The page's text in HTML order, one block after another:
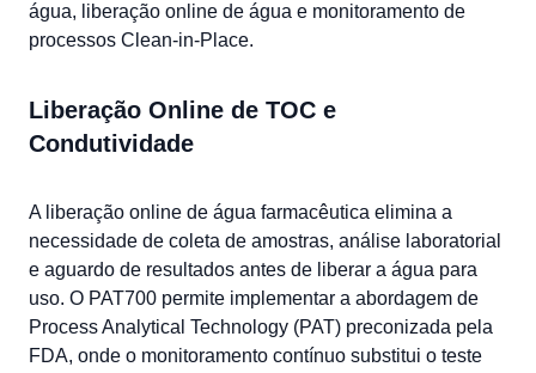
água, liberação online de água e monitoramento de
processos Clean-in-Place.
Liberação Online de TOC e
Condutividade
A liberação online de água farmacêutica elimina a
necessidade de coleta de amostras, análise laboratorial
e aguardo de resultados antes de liberar a água para
uso. O PAT700 permite implementar a abordagem de
Process Analytical Technology (PAT) preconizada pela
FDA, onde o monitoramento contínuo substitui o teste